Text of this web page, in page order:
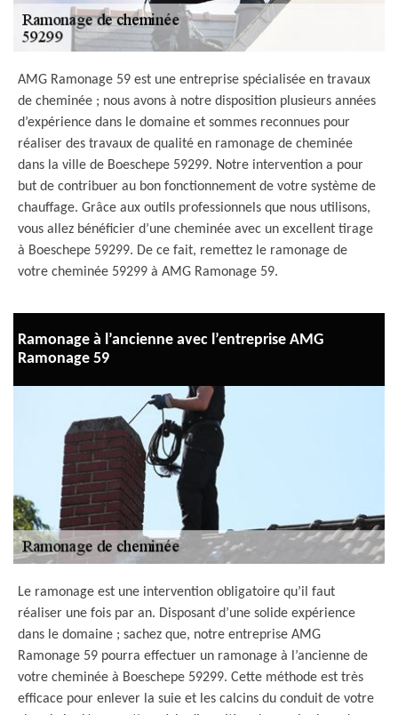
AMG Ramonage 59 est une entreprise spécialisée en travaux
de cheminée ; nous avons à notre disposition plusieurs années
d’expérience dans le domaine et sommes reconnues pour
réaliser des travaux de qualité en ramonage de cheminée
dans la ville de Boeschepe 59299. Notre intervention a pour
but de contribuer au bon fonctionnement de votre système de
chauffage. Grâce aux outils professionnels que nous utilisons,
vous allez bénéficier d’une cheminée avec un excellent tirage
à Boeschepe 59299. De ce fait, remettez le ramonage de
votre cheminée 59299 à AMG Ramonage 59.
Ramonage à l’ancienne avec l’entreprise AMG
Ramonage 59
Le ramonage est une intervention obligatoire qu’il faut
réaliser une fois par an. Disposant d’une solide expérience
dans le domaine ; sachez que, notre entreprise AMG
Ramonage 59 pourra effectuer un ramonage à l’ancienne de
votre cheminée à Boeschepe 59299. Cette méthode est très
efficace pour enlever la suie et les calcins du conduit de votre